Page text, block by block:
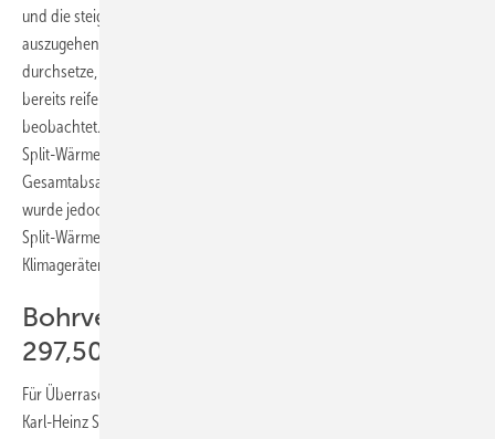
und die steigenden Kosten für Sonden­bohrungen sei davon
auszugehen, dass sich die Luft/Wasser-Wärmepumpe weiter
durchsetze, so der BWP. Ähnliche Entwicklungen habe man in den
bereits reifen Wärmepumpenländern wie der Schweiz und Schweden
beobachtet. Auch für die günstigen und kompakt dimensionierten
Split-Wärmepumpen gäbe es neue Käuferschichten. Ihr Anteil am
Gesamtabsatz der Luft-Wärmepumpen liege bereits bei 35 %. Inoffiziell
wurde jedoch auch Kritik an den schlechten Leistungszahlen von
Split-Wärmepumpen geübt, die meist aus japanischen Split-
Klimageräten konfektioniert werden.
Bohrversicherung für Preise ab
297,50 Euro
Für Überraschung sorgte die Erklärung von BWP-Geschäftsführer
Karl-Heinz Stawiarski, dass vom Verband eine spezielle Risiko-